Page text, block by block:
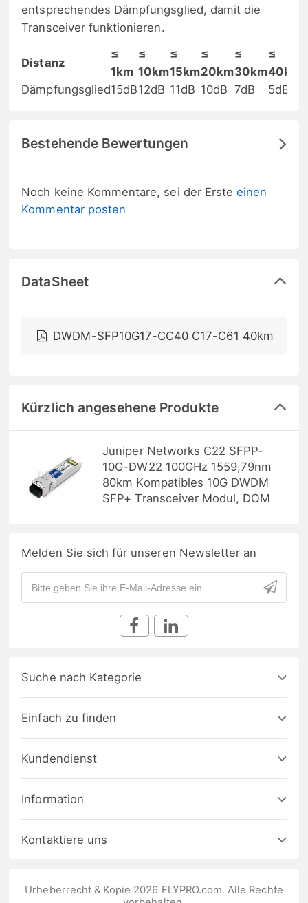
entsprechendes Dämpfungsglied, damit die
Transceiver funktionieren.
Distanz
≤
1km
≤
10km
≤
15km
≤
20km
≤
30km
≤
40km
Dämpfungsglied15dB12dB 11dB 10dB 7dB 5dB
Bestehende Bewertungen
Noch keine Kommentare, sei der Ersteeinen
Kommentar posten
DataSheet
DWDM-SFP10G17-CC40 C17-C61 40km
Kürzlich angesehene Produkte
Juniper Networks C22 SFPP-
10G-DW22 100GHz 1559,79nm
80km Kompatibles 10G DWDM
SFP+ Transceiver Modul, DOM
Melden Sie sich für unseren Newsletter an
Suche nach Kategorie
Einfach zu finden
Kundendienst
Information
Kontaktiere uns
Urheberrecht & Kopie 2026 FLYPRO.com. Alle Rechte